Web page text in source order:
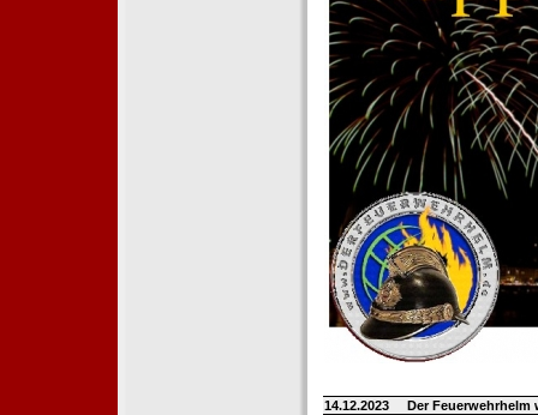
14.12.2023 Der